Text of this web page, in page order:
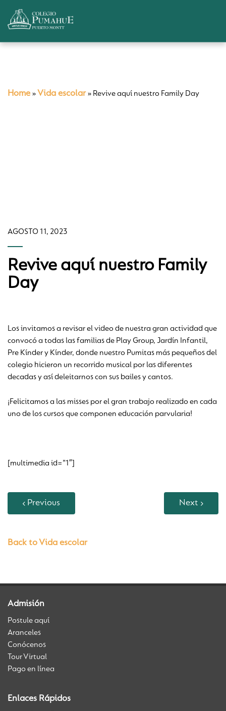
Home » Vida escolar» Revive aquí­ nuestro Family Day
AGOSTO 11, 2023
Revive aquí­ nuestro Family
Day
Los invitamos a revisar el video de nuestra gran actividad que
convocó a todas las familias de Play Group, Jardín Infantil,
Pre Kínder y Kínder, donde nuestro Pumitas más pequeños del
colegio hicieron un recorrido musical por las diferentes
decadas y así deleitarnos con sus bailes y cantos.
¡Felicitamos a las misses por el gran trabajo realizado en cada
uno de los cursos que componen educación parvularia!
[multimedia id=”1″]
Previous Next
Back to Vida escolar
Admisión
Postule aquí
Aranceles
Conócenos
Tour Virtual
Pago en línea
Enlaces Rápidos